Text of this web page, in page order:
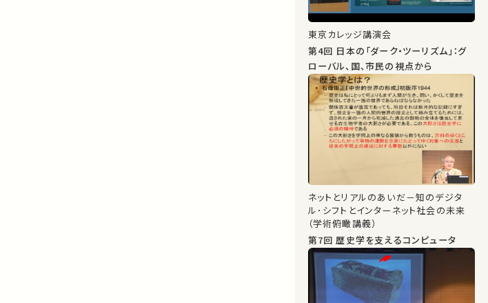
東京カレッジ講演会
第4回 日本の「ダーク・ツーリズム」：グ
ローバル、国、市民の視点から
ネットとリアルのあいだ－知のデジタ
ル･シフトとインターネット社会の未来
（学術俯瞰講義）
第7回 歴史学を支えるコンピュータ